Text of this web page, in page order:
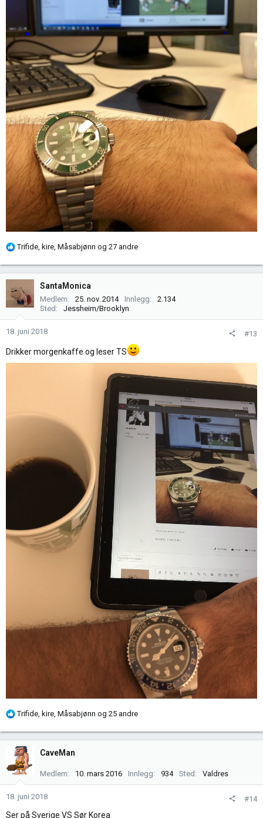
R
k
s
j
n
r
:
Trifide kire Måsabjønn og 27 andre
SantaMonica
Medlem 25. nov. 2014 Innlegg
2.134
Sted
Jessheim/Brooklyn
18. juni 2018 #13
Drikker morgenkaffe og leser TS
R
k
s
j
n
Trifide kire Måsabjønn og 25 andre
CaveMan
Medlem 10. mars 2016 Innlegg 934 Sted Valdres
18. juni 2018 #14
Ser på Sverige VS Sør Korea